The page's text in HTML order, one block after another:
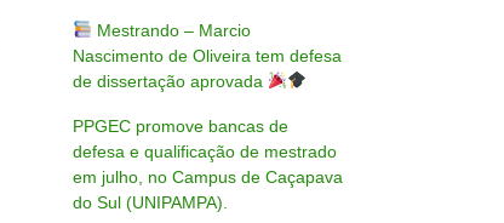
Mestrando – Marcio
Nascimento de Oliveira tem defesa
de dissertação aprovada
PPGEC promove bancas de
defesa e qualificação de mestrado
em julho, no Campus de Caçapava
do Sul (UNIPAMPA).